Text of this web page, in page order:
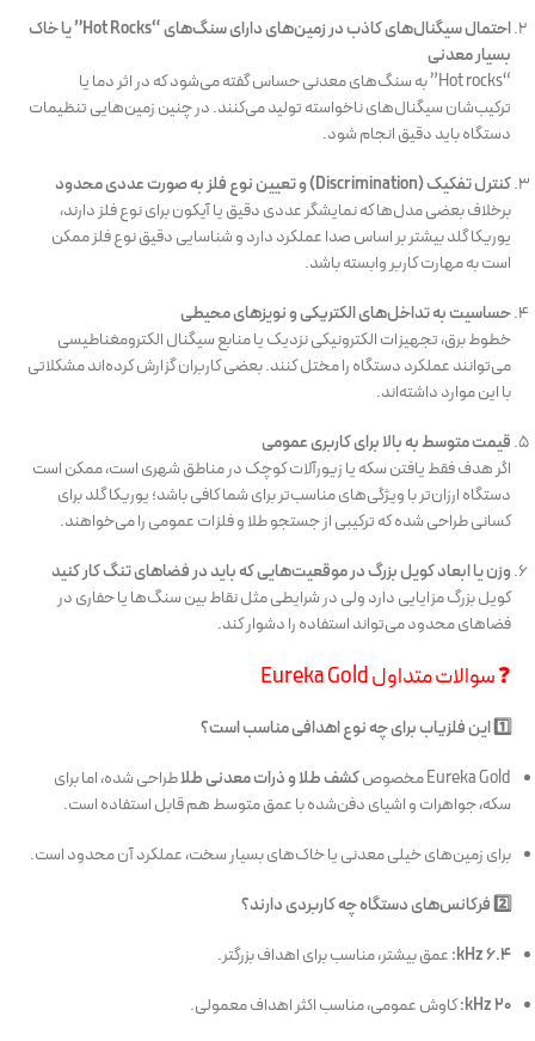
احتمال سیگنال‌های کاذب در زمین‌های دارای سنگ‌های “Hot Rocks” یا خاک
بسیار معدنی
“Hot rocks” به سنگ‌های معدنی حساس گفته می‌شود که در اثر دما یا
ترکیب‌شان سیگنال‌های ناخواسته تولید می‌کنند. در چنین زمین‌هایی تنظیمات
دستگاه باید دقیق انجام شود.
کنترل تفکیک (Discrimination) و تعیین نوع فلز به صورت عددی محدود
برخلاف بعضی مدل‌ها که نمایشگر عددی دقیق یا آیکون برای نوع فلز دارند،
یوریکا گلد بیشتر بر اساس صدا عملکرد دارد و شناسایی دقیق نوع فلز ممکن
است به مهارت کاربر وابسته باشد.
حساسیت به تداخل‌های الکتریکی و نویزهای محیطی
خطوط برق، تجهیزات الکترونیکی نزدیک یا منابع سیگنال الکترومغناطیسی
می‌توانند عملکرد دستگاه را مختل کنند. بعضی کاربران گزارش کرده‌اند مشکلاتی
با این موارد داشته‌اند.
قیمت متوسط به بالا برای کاربری عمومی
اگر هدف فقط یافتن سکه یا زیورآلات کوچک در مناطق شهری است، ممکن است
دستگاه ارزان‌تر با ویژگی‌های مناسب‌تر برای شما کافی باشد؛ یوریکا گلد برای
کسانی طراحی شده که ترکیبی از جستجو طلا و فلزات عمومی را می‌خواهند.
وزن یا ابعاد کویل بزرگ در موقعیت‌هایی که باید در فضاهای تنگ کار کنید
کویل بزرگ مزایایی دارد ولی در شرایطی مثل نقاط بین سنگ‌ها یا حفاری در
فضاهای محدود می‌تواند استفاده را دشوار کند.
❓ سوالات متداول Eureka Gold
1️⃣ این فلزیاب برای چه نوع اهدافی مناسب است؟
Eureka Gold مخصوص
کشف طلا و ذرات معدنی طلاطراحی شده، اما برای
سکه، جواهرات و اشیای دفن‌شده با عمق متوسط هم قابل استفاده است.
برای زمین‌های خیلی معدنی یا خاک‌های بسیار سخت، عملکرد آن محدود است.
2️⃣ فرکانس‌های دستگاه چه کاربردی دارند؟
6.4 kHz:
عمق بیشتر، مناسب برای اهداف بزرگتر.
20 kHz:
کاوش عمومی، مناسب اکثر اهداف معمولی.